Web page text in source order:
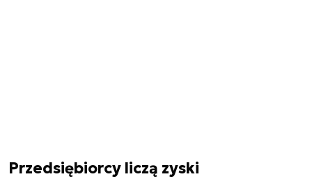
Przedsiębiorcy liczą zyski